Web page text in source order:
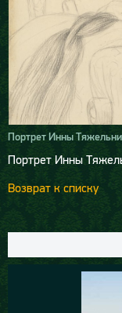
Портрет Инны
Портрет Инны
Возврат к списку